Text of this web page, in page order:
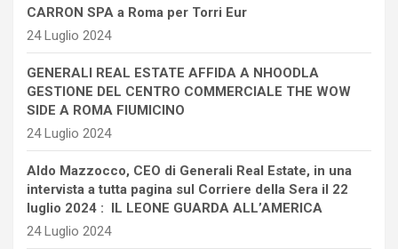
CARRON SPA a Roma per Torri Eur
24 Luglio 2024
GENERALI REAL ESTATE AFFIDA A NHOODLA
GESTIONE DEL CENTRO COMMERCIALE THE WOW
SIDE A ROMA FIUMICINO
24 Luglio 2024
Aldo Mazzocco, CEO di Generali Real Estate, in una
intervista a tutta pagina sul Corriere della Sera il 22
luglio 2024 : IL LEONE GUARDA ALL’AMERICA
24 Luglio 2024